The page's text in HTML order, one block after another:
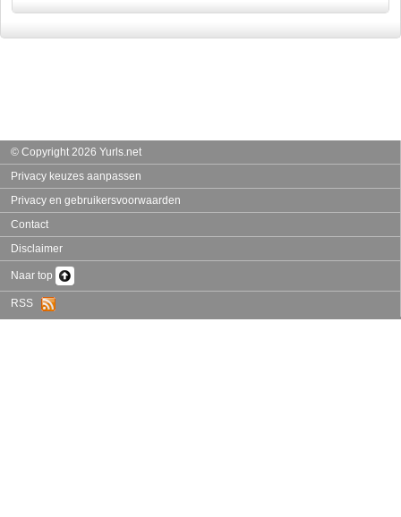
© Copyright 2026 Yurls.net
Privacy keuzes aanpassen
Privacy en gebruikersvoorwaarden
Contact
Disclaimer
Naar top
RSS